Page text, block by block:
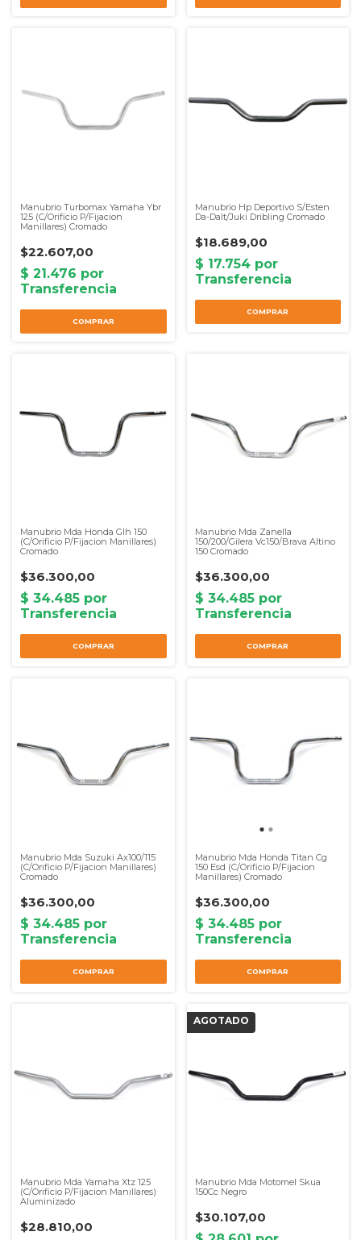
Manubrio Turbomax Yamaha Ybr
125 (C/Orificio P/Fijacion
Manillares) Cromado
$22.607,00
Manubrio Hp Deportivo S/Esten
Da-Dalt/Juki Dribling Cromado
$18.689,00
Manubrio Mda Honda Glh 150
(C/Orificio P/Fijacion Manillares)
Cromado
$36.300,00
Manubrio Mda Zanella
150/200/Gilera Vc150/Brava Altino
150 Cromado
$36.300,00
Manubrio Mda Suzuki Ax100/115
(C/Orificio P/Fijacion Manillares)
Cromado
$36.300,00
Manubrio Mda Honda Titan Cg
150 Esd (C/Orificio P/Fijacion
Manillares) Cromado
$36.300,00
Manubrio Mda Yamaha Xtz 125
(C/Orificio P/Fijacion Manillares)
Aluminizado
$28.810,00
Manubrio Mda Motomel Skua
150Cc Negro
$30.107,00